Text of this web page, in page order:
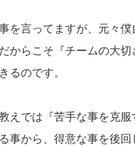
を言ってますが、元々
からこそ『チームの大
るのです。
えでは『苦手な事を克
事から、得意な事を後